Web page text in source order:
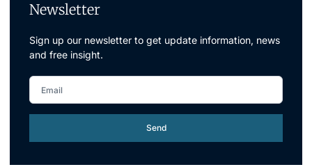
Newsletter
Sign up our newsletter to get update information, news
and free insight.
Send